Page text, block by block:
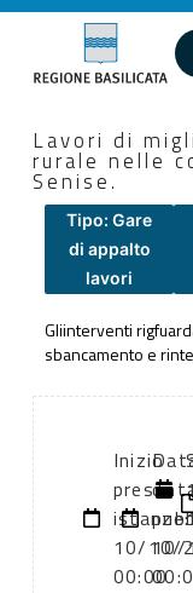
Lavori di
rurale nelle
Senise.
Tipo: Gare
di appalto
lavori
Gliinterventi
sbancamento e
Inizio
istanze:
10/10/
00:00
di
10/